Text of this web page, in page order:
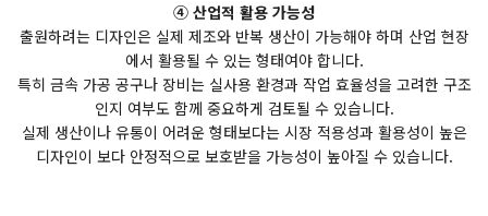
④ 산업적 활용 가능성
출원하려는 디자인은 실제 제조와 반복 생산이 가능해야 하며 산업 현장
에서 활용될 수 있는 형태여야 합니다.
특히 금속 가공 공구나 장비는 실사용 환경과 작업 효율성을 고려한 구조
인지 여부도 함께 중요하게 검토될 수 있습니다.
실제 생산이나 유통이 어려운 형태보다는 시장 적용성과 활용성이 높은
디자인이 보다 안정적으로 보호받을 가능성이 높아질 수 있습니다.